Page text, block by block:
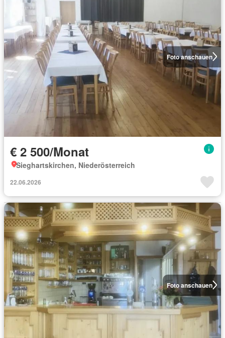
Foto anschauen
€ 2 500/Monat
Sieghartskirchen, Niederösterreich
22.06.2026
Foto anschauen